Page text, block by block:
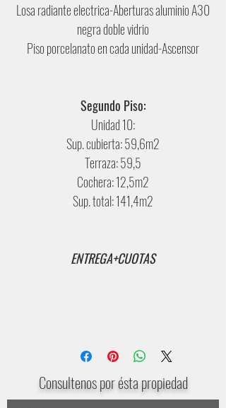
Losa radiante electrica-Aberturas aluminio A30
negra doble vidrio
Piso porcelanato en cada unidad-Ascensor
Segundo Piso:
Unidad 10:
Sup. cubierta: 59,6m2
Terraza: 59,5
Cochera: 12,5m2
Sup. total: 141,4m2
ENTREGA+CUOTAS
Consultenos por ésta propiedad